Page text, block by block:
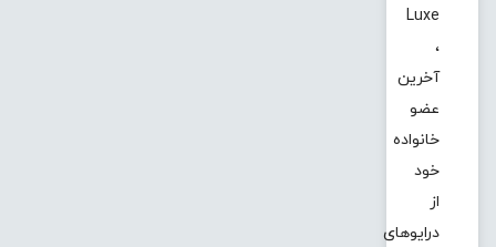
Luxe
،
آخرین
عضو
خانواده
خود
از
درایوهای